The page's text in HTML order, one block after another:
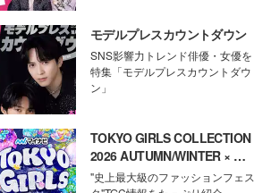
モデルプレスカウントダウン
SNS影響力トレンド俳優・女優を
特集「モデルプレスカウントダウ
ン」
TOKYO GIRLS COLLECTION
2026 AUTUMN/WINTER × モ
デルプレス
"史上最大級のファッションフェス